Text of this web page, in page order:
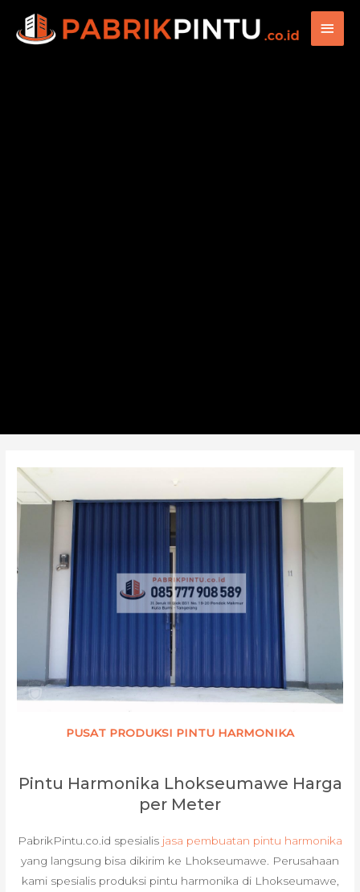
Main
PUSAT PRODUKSI PINTU HARMONIKA
Pintu Harmonika Lhokseumawe Harga
per Meter
PabrikPintu.co.id spesialis jasa pembuatan pintu harmonika
yang langsung bisa dikirim ke Lhokseumawe. Perusahaan
kami spesialis produksi pintu harmonika di Lhokseumawe,